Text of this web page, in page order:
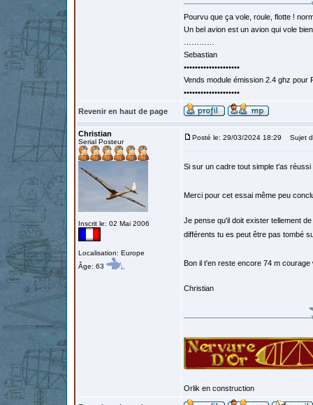
Pourvu que ça vole, roule, flotte !
Un bel avion est un avion qui vole
Sebastian
••••••••••••••••••••
Vends module émission 2.4 ghz
••••••••••••••••••••
Revenir en haut de page
Christian
Serial Posteur
Inscrit le: 02 Mai 2006
Localisation: Europe
Âge: 63
Posté le: 29/03/2024 18:29 Sujet
Si sur un cadre tout simple t'as
Merci pour cet essai même peu
Je pense qu'il doit exister tellement
différents tu es peut être pas tombé
Bon il t'en reste encore 74 m courage
Christian
Orlik en construction